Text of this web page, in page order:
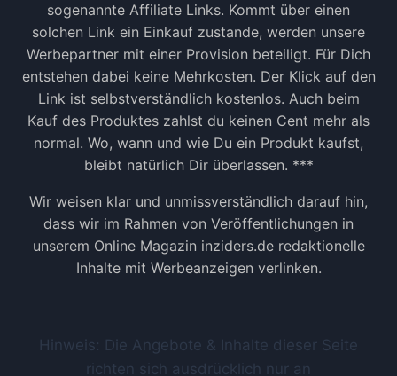
sogenannte Affiliate Links. Kommt über einen
solchen Link ein Einkauf zustande, werden unsere
Werbepartner mit einer Provision beteiligt. Für Dich
entstehen dabei keine Mehrkosten. Der Klick auf den
Link ist selbstverständlich kostenlos. Auch beim
Kauf des Produktes zahlst du keinen Cent mehr als
normal. Wo, wann und wie Du ein Produkt kaufst,
bleibt natürlich Dir überlassen. ***
Wir weisen klar und unmissverständlich darauf hin,
dass wir im Rahmen von Veröffentlichungen in
unserem Online Magazin inziders.de redaktionelle
Inhalte mit Werbeanzeigen verlinken.
Hinweis: Die Angebote & Inhalte dieser Seite
richten sich ausdrücklich nur an